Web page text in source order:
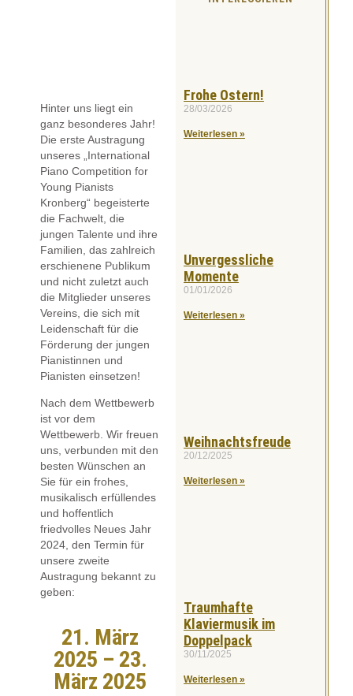
Frohe Ostern!
28/03/2026
Weiterlesen »
Unvergessliche
Momente
01/01/2026
Weiterlesen »
Weihnachtsfreude
20/12/2025
Weiterlesen »
Traumhafte
Klaviermusik im
Doppelpack
30/11/2025
Weiterlesen »
Hinter uns liegt ein
ganz besonderes Jahr!
Die erste Austragung
unseres „International
Piano Competition for
Young Pianists
Kronberg“ begeisterte
die Fachwelt, die
jungen Talente und ihre
Familien, das zahlreich
erschienene Publikum
und nicht zuletzt auch
die Mitglieder unseres
Vereins, die sich mit
Leidenschaft für die
Förderung der jungen
Pianistinnen und
Pianisten einsetzen!
Nach dem Wettbewerb
ist vor dem
Wettbewerb. Wir freuen
uns, verbunden mit den
besten Wünschen an
Sie für ein frohes,
musikalisch erfüllendes
und hoffentlich
friedvolles Neues Jahr
2024, den Termin für
unsere zweite
Austragung bekannt zu
geben:
21. März
2025 – 23.
März 2025